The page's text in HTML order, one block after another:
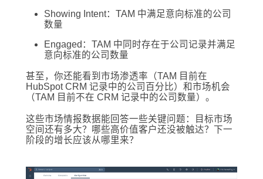
Showing Intent：TAM 中满足意向标准的公司
数量
Engaged：TAM 中同时存在于公司记录并满足
意向标准的公司数量
甚至，你还能看到市场渗透率（TAM 目前在
HubSpot CRM 记录中的公司百分比）和市场机会
（TAM 目前不在 CRM 记录中的公司数量）。
这些市场情报数据能回答一些关键问题：目标市场
空间还有多大？哪些高价值客户还没被触达？下一
阶段的增长应该从哪里来？